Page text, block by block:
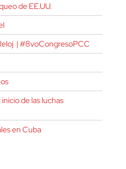
de EE.UU.
| #8voCongresoPCC
de las luchas
en Cuba